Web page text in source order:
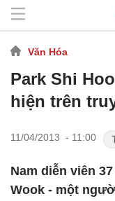
Văn Hóa
Park Shi
hiện trên
11/04/2013 - 11:00
Nam diễn viên
Wook - một